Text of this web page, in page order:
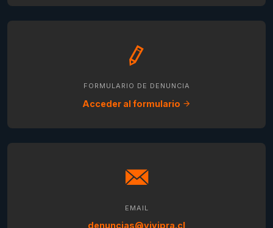
FORMULARIO DE DENUNCIA
Acceder al formulario
EMAIL
denuncias@vivipra.cl